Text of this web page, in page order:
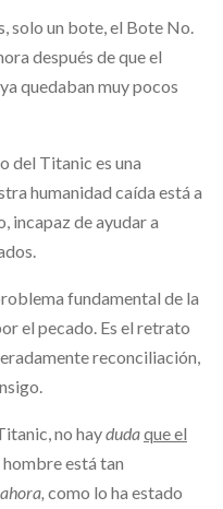
solo un bote, el Bote No.
después de que el
quedaban muy pocos
del Titanic es una
humanidad caída está a
incapaz de ayudar a
fundamental de la
el pecado. Es el retrato
reconciliación,
no haydudaque el
está tan
ahora, como lo ha estado